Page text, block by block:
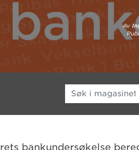
Av
Søk i magasinet
bankundersøkelse